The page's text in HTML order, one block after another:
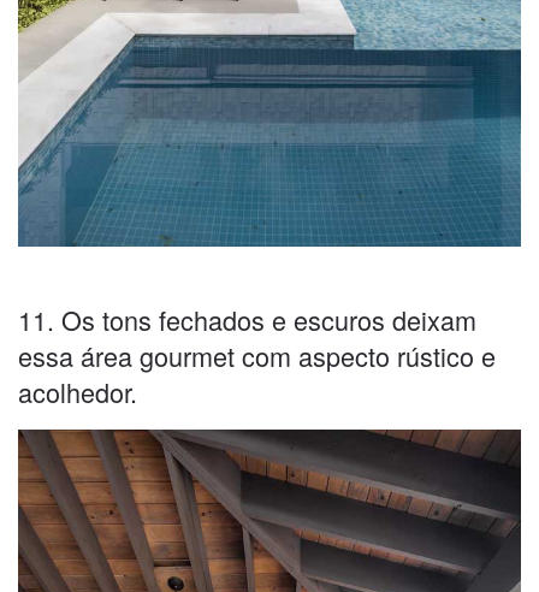
11. Os tons fechados e escuros deixam
essa área gourmet com aspecto rústico e
acolhedor.